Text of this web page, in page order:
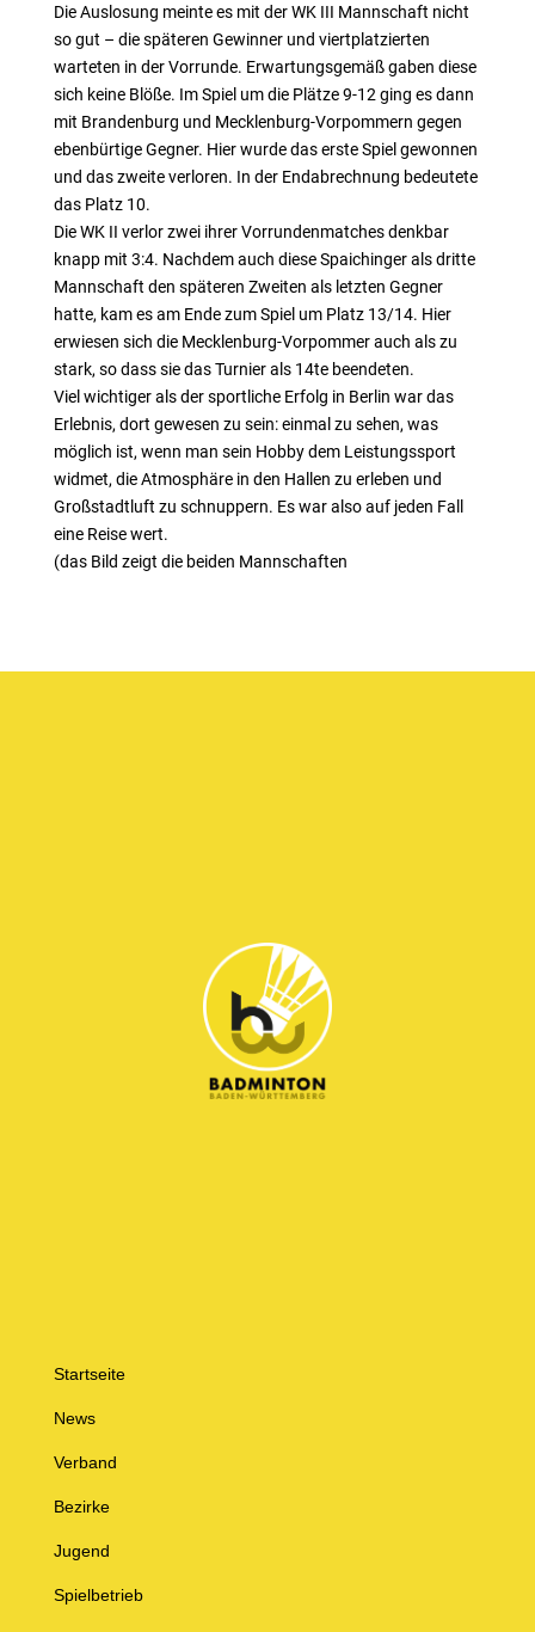
Die Auslosung meinte es mit der WK III Mannschaft nicht
so gut – die späteren Gewinner und viertplatzierten
warteten in der Vorrunde. Erwartungsgemäß gaben diese
sich keine Blöße. Im Spiel um die Plätze 9-12 ging es dann
mit Brandenburg und Mecklenburg-Vorpommern gegen
ebenbürtige Gegner. Hier wurde das erste Spiel gewonnen
und das zweite verloren. In der Endabrechnung bedeutete
das Platz 10.
Die WK II verlor zwei ihrer Vorrundenmatches denkbar
knapp mit 3:4. Nachdem auch diese Spaichinger als dritte
Mannschaft den späteren Zweiten als letzten Gegner
hatte, kam es am Ende zum Spiel um Platz 13/14. Hier
erwiesen sich die Mecklenburg-Vorpommer auch als zu
stark, so dass sie das Turnier als 14te beendeten.
Viel wichtiger als der sportliche Erfolg in Berlin war das
Erlebnis, dort gewesen zu sein: einmal zu sehen, was
möglich ist, wenn man sein Hobby dem Leistungssport
widmet, die Atmosphäre in den Hallen zu erleben und
Großstadtluft zu schnuppern. Es war also auf jeden Fall
eine Reise wert.
(das Bild zeigt die beiden Mannschaften
Startseite
News
Verband
Bezirke
Jugend
Spielbetrieb